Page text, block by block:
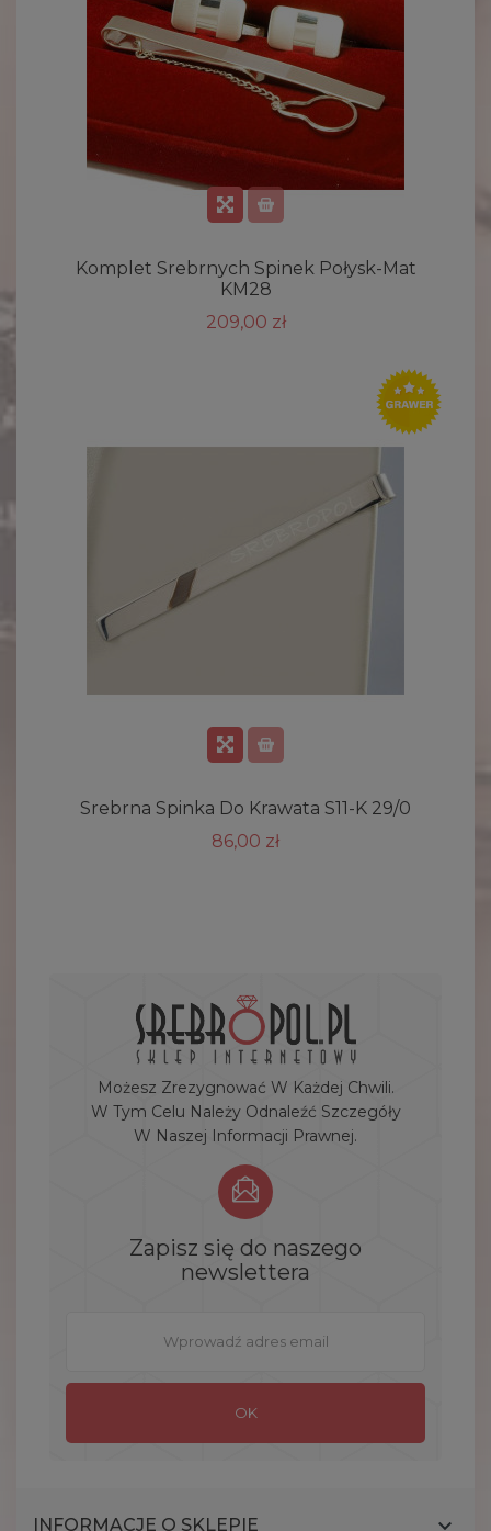
Komplet Srebrnych Spinek Połysk-Mat
KM28
209,00 zł
Srebrna Spinka Do Krawata S11-K 29/0
86,00 zł
Możesz Zrezygnować W Każdej Chwili.
W Tym Celu Należy Odnaleźć Szczegóły
W Naszej Informacji Prawnej.
Zapisz się do naszego
newslettera
INFORMACJE O SKLEPIE